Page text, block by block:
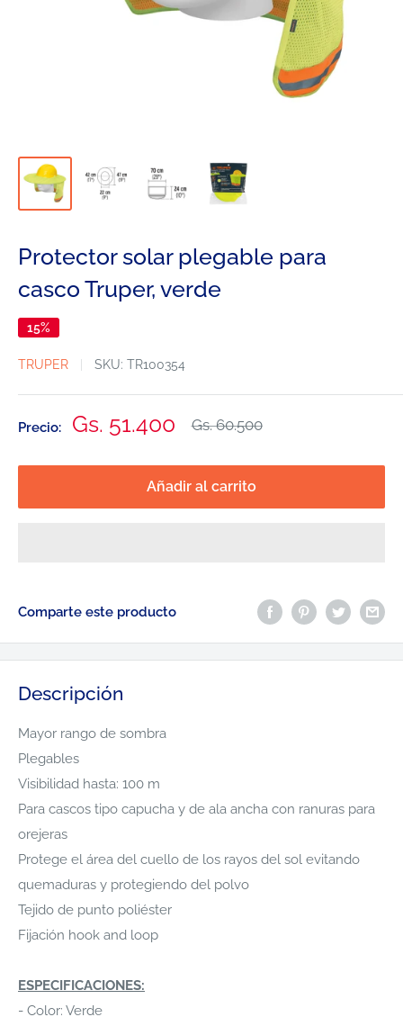
Protector solar plegable para
casco Truper, verde
15%
TRUPER SKU: TR100354
Precio:
Precio
venta
Gs. 51.400
Precio
Gs. 60.500
Añadir al carrito
Comparte este producto
Descripción
Mayor rango de sombra
Plegables
Visibilidad hasta: 100 m
Para cascos tipo capucha y de ala ancha con ranuras para
orejeras
Protege el área del cuello de los rayos del sol evitando
quemaduras y protegiendo del polvo
Tejido de punto poliéster
Fijación hook and loop
ESPECIFICACIONES:
- Color: Verde